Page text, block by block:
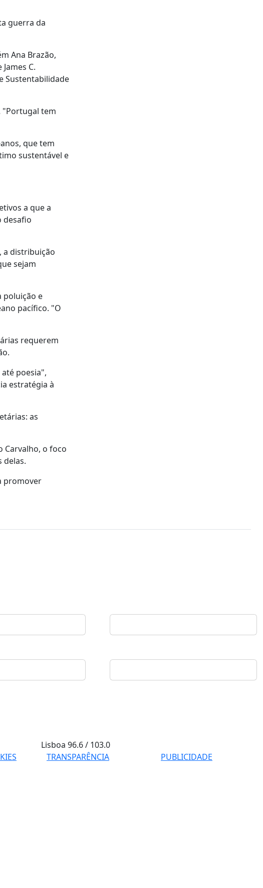
guerra da
Ana Brazão,
C.
Sustentabilidade
"Portugal tem
que tem
sustentável e
a que a
desafio
a distribuição
sejam
poluição e
pacífico. "O
requerem
poesia",
estratégia à
as
Carvalho, o foco
delas.
promover
Lisboa96.6 / 103.0
TRANSPARÊNCIA
PUBLICIDADE